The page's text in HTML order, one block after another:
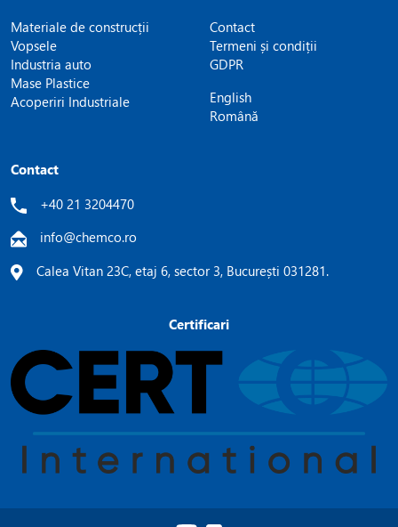
Materiale de construcții
Vopsele
Industria auto
Mase Plastice
Acoperiri Industriale
Contact
Termeni și condiții
GDPR
English
Română
Contact
+40 21 3204470
info@chemco.ro
Calea Vitan 23C, etaj 6, sector 3, București 031281.
Certificari